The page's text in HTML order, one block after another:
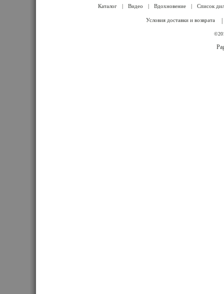
Каталог | Видео | Вдохновение | Список
Условия доставки и возврата